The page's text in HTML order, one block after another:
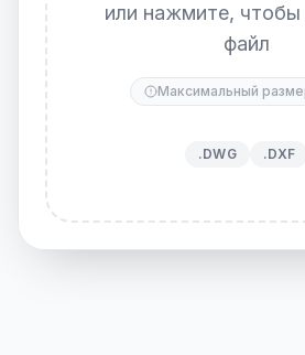
или нажмите,
файл
Максимальный
.DWG .DXF